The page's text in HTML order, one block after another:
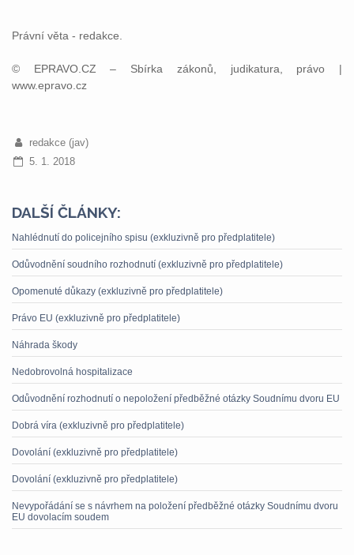
Právní věta - redakce.
© EPRAVO.CZ – Sbírka zákonů, judikatura, právo |
www.epravo.cz
redakce (jav)
5. 1. 2018
DALŠÍ ČLÁNKY:
Nahlédnutí do policejního spisu (exkluzivně pro předplatitele)
Odůvodnění soudního rozhodnutí (exkluzivně pro předplatitele)
Opomenuté důkazy (exkluzivně pro předplatitele)
Právo EU (exkluzivně pro předplatitele)
Náhrada škody
Nedobrovolná hospitalizace
Odůvodnění rozhodnutí o nepoložení předběžné otázky Soudnímu dvoru EU
Dobrá víra (exkluzivně pro předplatitele)
Dovolání (exkluzivně pro předplatitele)
Dovolání (exkluzivně pro předplatitele)
Nevypořádání se s návrhem na položení předběžné otázky Soudnímu dvoru
EU dovolacím soudem